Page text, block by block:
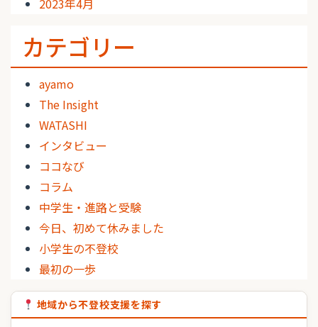
カテゴリー
ayamo
The Insight
WATASHI
インタビュー
ココなび
コラム
中学生・進路と受験
今日、初めて休みました
小学生の不登校
最初の一歩
地域から不登校支援を探す